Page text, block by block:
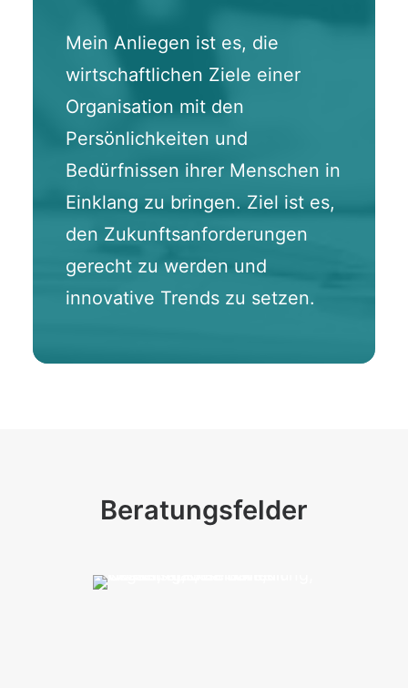
Mein Anliegen ist es, die
wirtschaftlichen Ziele einer
Organisation mit den
Persönlichkeiten und
Bedürfnissen ihrer Menschen in
Einklang zu bringen. Ziel ist es,
den Zukunftsanforderungen
gerecht zu werden und
innovative Trends zu setzen.
Beratungsfelder